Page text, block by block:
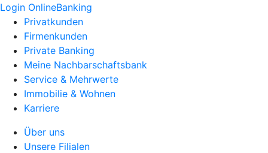
Login OnlineBanking
Privatkunden
Firmenkunden
Private Banking
Meine Nachbarschaftsbank
Service & Mehrwerte
Immobilie & Wohnen
Karriere
Über uns
Unsere Filialen